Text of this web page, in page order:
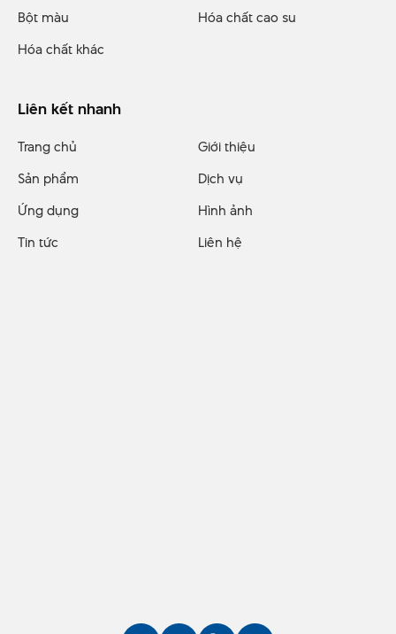
Bột màu
Hóa chất cao su
Hóa chất khác
Liên kết nhanh
Trang chủ
Giới thiệu
Sản phẩm
Dịch vụ
Ứng dụng
Hình ảnh
Tin tức
Liên hệ